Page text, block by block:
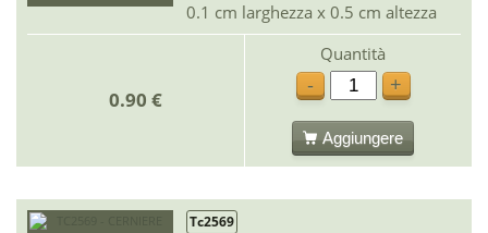
0.1 cm larghezza x 0.5 cm altezza
0.90 €
Quantità
-
+
Aggiungere
Tc2569